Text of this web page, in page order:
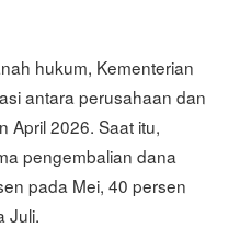
hukum, Kementerian
antara perusahaan dan
April 2026. Saat itu,
pengembalian dana
pada Mei, 40 persen
Juli.